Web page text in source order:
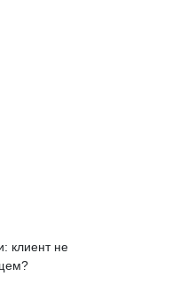
клиент не